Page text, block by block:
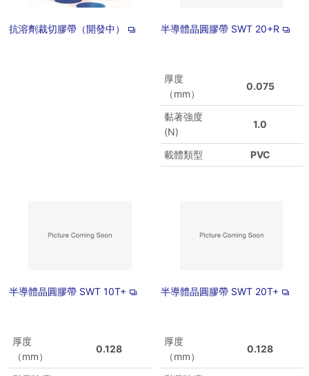
抗溶劑裁切膠帶（開發中） 半導體晶圓膠帶 SWT 20+R
厚度
（mm）
0.075
黏著強度
(N)
1.0
載體類型 PVC
半導體晶圓膠帶 SWT 10T+
厚度
（mm）
0.128
半導體晶圓膠帶 SWT 20T+
厚度
（mm）
0.128